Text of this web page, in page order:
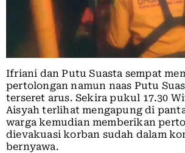
Ifriani dan Putu Suasta sempat
pertolongan namun naas Putu
terseret arus. Sekira pukul 17.30
Aisyah terlihat mengapung di
warga kemudian memberikan
dievakuasi korban sudah dalam
bernyawa.